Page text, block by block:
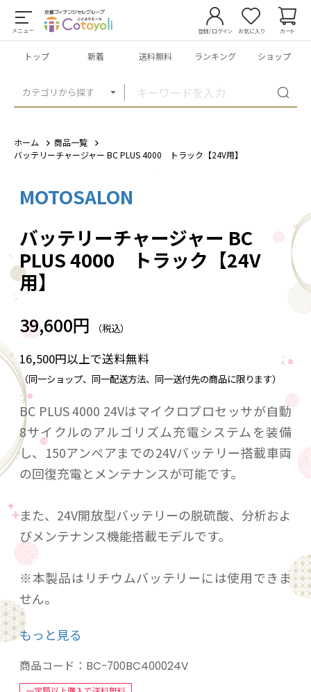
メニュー
カテゴリから探す
登録/ログイン お気に入り カート
トップ 新着 送料無料 ランキング ショップ
ホーム
商品一覧
バッテリーチャージャー BC PLUS 4000 トラック【24V用】
MOTOSALON
バッテリーチャージャー BC
PLUS 4000 トラック【24V
用】
39,600円 （税込）
16,500円以上で送料無料
（同一ショップ、同一配送方法、同一送付先の商品に限ります）
BC PLUS 4000 24Vはマイクロプロセッサが自動
8サイクルのアルゴリズム充電システムを装備
し、150アンペアまでの24Vバッテリー搭載車両
の回復充電とメンテナンスが可能です。
また、24V開放型バッテリーの脱硫酸、分析およ
びメンテナンス機能搭載モデルです。
※本製品はリチウムバッテリーには使用できま
せん。
※12V直列２本掛けの24V専用充電器です。
■商品内容：本体、車体側接続コード付、ター
ミナルクリップ付
もっと見る
商品コード： BC-700BC400024V